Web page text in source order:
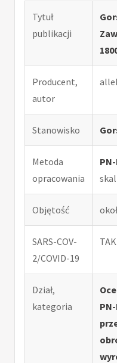
Tytuł
publikacji
Producent,
autor
Stanowisko
Metoda
opracowania
Objętość
SARS-COV-
2/COVID-19
TAK
Dział,
kategoria